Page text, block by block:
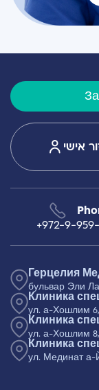
אישי
+972-9-
Герцелия
бульвар Эли
Клиника
ул. а-Хошлим
Клиника
ул. а-Хошлим
Клиника
ул. Мединат а-